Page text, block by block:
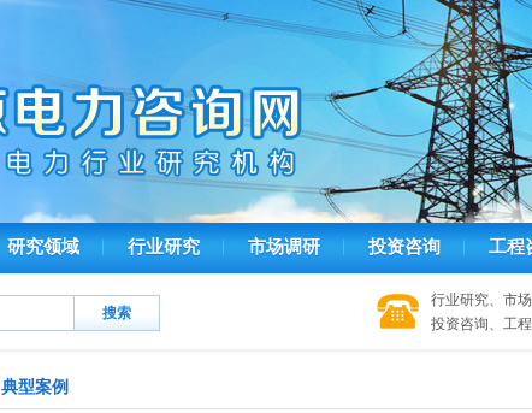
研究领域 行业研究 市场调研 投资咨询 工程
行业研究、市
投资咨询、工
典型案例